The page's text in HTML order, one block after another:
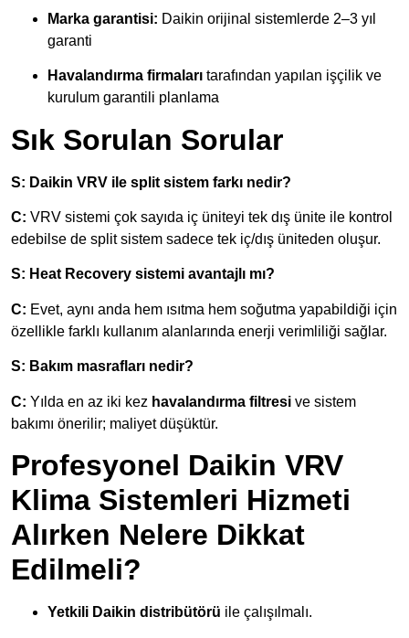
Marka garantisi: Daikin orijinal sistemlerde 2–3 yıl
garanti
Havalandırma firmaları tarafından yapılan işçilik ve
kurulum garantili planlama
Sık Sorulan Sorular
S: Daikin VRV ile split sistem farkı nedir?
C: VRV sistemi çok sayıda iç üniteyi tek dış ünite ile kontrol
edebilse de split sistem sadece tek iç/dış üniteden oluşur.
S: Heat Recovery sistemi avantajlı mı?
C: Evet, aynı anda hem ısıtma hem soğutma yapabildiği için
özellikle farklı kullanım alanlarında enerji verimliliği sağlar.
S: Bakım masrafları nedir?
C: Yılda en az iki kez havalandırma filtresi ve sistem
bakımı önerilir; maliyet düşüktür.
Profesyonel Daikin VRV
Klima Sistemleri Hizmeti
Alırken Nelere Dikkat
Edilmeli?
Yetkili Daikin distribütörü ile çalışılmalı.